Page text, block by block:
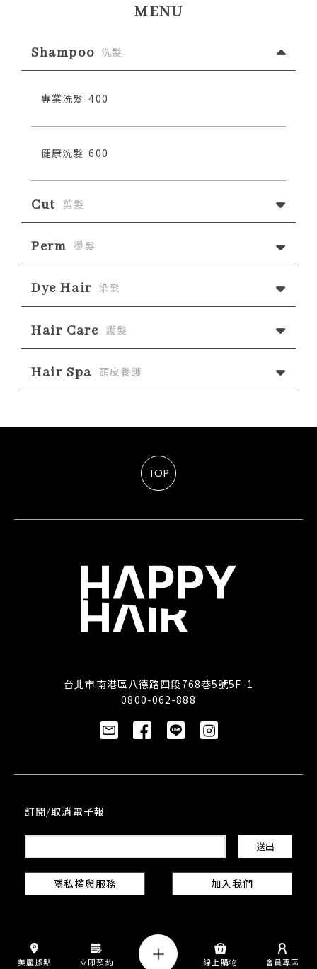
MENU
Shampoo 洗髮
專業洗髮 400
健康洗髮 600
Cut 剪髮
Perm 燙髮
Dye Hair 染髮
Hair Care 護髮
Hair Spa 頭皮養護
TOP
台北市南港區八德路四段768巷5號5F-1
0800-062-888
訂閱/取消電子報
隱私權與服務 加入我們
美麗據點 立即預約 線上購物 會員專區